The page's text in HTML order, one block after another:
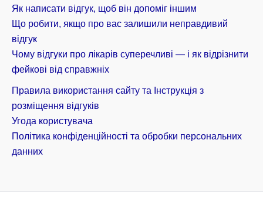
Як написати відгук, щоб він допоміг іншим
Що робити, якщо про вас залишили неправдивий
відгук
Чому відгуки про лікарів суперечливі — і як відрізнити
фейкові від справжніх
Правила використання сайту та Інструкція з
розміщення відгуків
Угода користувача
Політика конфіденційності та обробки персональних
данних